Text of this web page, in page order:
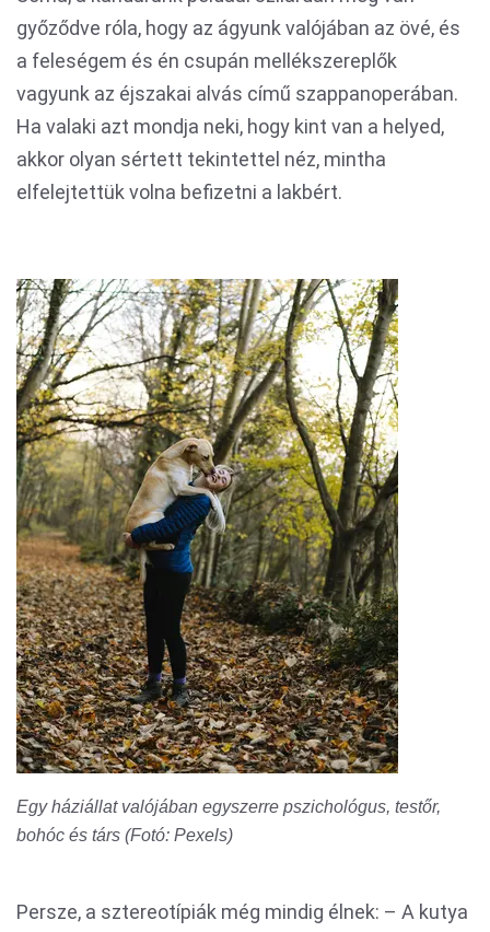
győződve róla, hogy az ágyunk valójában az övé, és
a feleségem és én csupán mellékszereplők
vagyunk az éjszakai alvás című szappanoperában.
Ha valaki azt mondja neki, hogy kint van a helyed,
akkor olyan sértett tekintettel néz, mintha
elfelejtettük volna befizetni a lakbért.
Egy háziállat valójában egyszerre pszichológus, testőr,
bohóc és társ (Fotó: Pexels)
Persze, a sztereotípiák még mindig élnek: – A kutya